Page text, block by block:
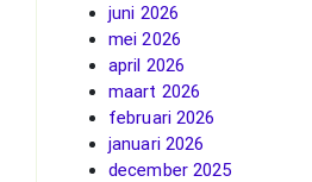
juni 2026
mei 2026
april 2026
maart 2026
februari 2026
januari 2026
december 2025